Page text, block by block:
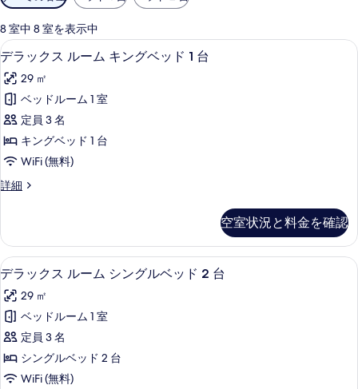
用
可
能
な
客
室
の
り
込
み
8 室中 8 室を表示中
デ
ラ
ッ
ク
ス
ル
ー
ム
ン
グ
ベ
ッ
ド
1
台
の
セーフティボックス (室内)、デスク
7
デラックス ルーム キングベッド 1 台
29 ㎡
ベッドルーム 1 室
定員 3 名
キングベッド 1 台
WiFi (無料)
詳細
デ
ス
ル
ー
キ
ン
ベ
ッ
ド
空室状況と料金を確認
デ
ラ
ッ
ク
ス
ル
セーフティボックス (室内)、デスク
8
デラックス ルーム シングルベッド 2 台
29 ㎡
ベッドルーム 1 室
定員 3 名
シングルベッド 2 台
WiFi (無料)